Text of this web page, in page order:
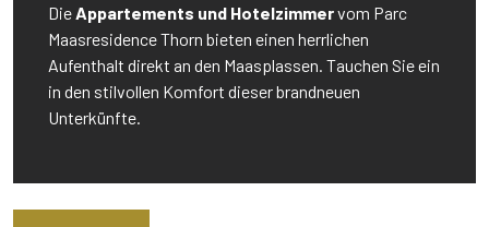
DieAppartements und Hotelzimmervom Parc
Maasresidence Thorn bieten einen herrlichen
Aufenthalt direkt an den Maasplassen. Tauchen Sie ein
in den stilvollen Komfort dieser brandneuen
Unterkünfte.